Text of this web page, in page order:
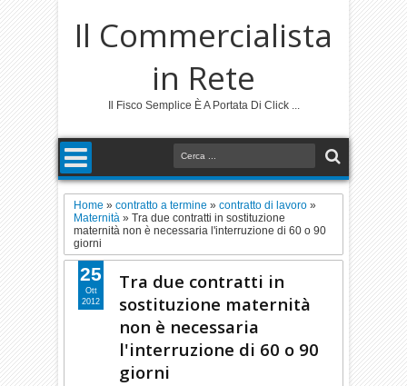
Il Commercialista
in Rete
Il Fisco Semplice È A Portata Di Click ...
Home »contratto a termine »contratto di lavoro »
Maternità »Tra due contratti in sostituzione
maternità non è necessaria l'interruzione di 60 o 90
giorni
Tra due contratti in
sostituzione maternità
non è necessaria
l'interruzione di 60 o 90
giorni
25
Ott
2012